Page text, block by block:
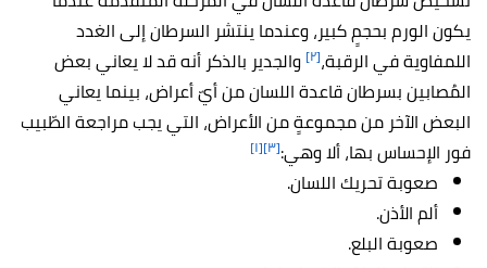
يكون الورم بحجمٍ كبير، وعندما ينتشر السرطان إلى الغدد
اللمفاوية في الرقبة،[٢]
والجدير بالذكر أنه قد لا يعاني بعض
المُصابين بسرطان قاعدة اللسان من أيّ أعراض، بينما يعاني
البعض الآخر من مجموعةٍ من الأعراض، التي يجب مراجعة الطّبيب
فور الإحساس بها، ألا وهي:[٣] [١]
صعوبة تحريك اللسان.
ألم الأذن.
صعوبة البلع.